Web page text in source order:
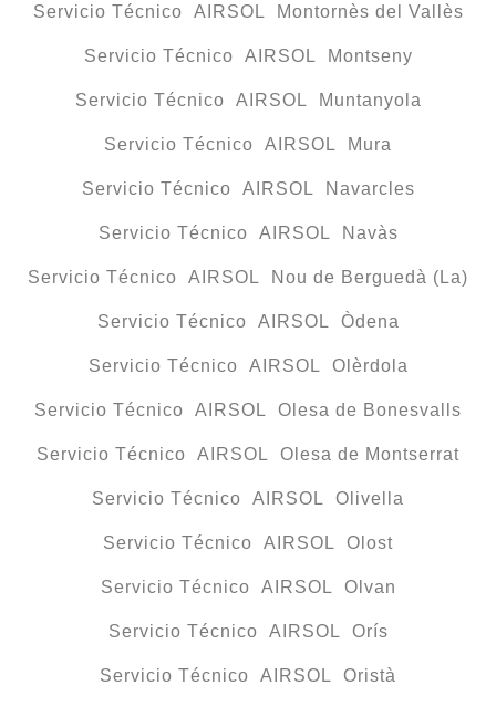
Servicio Técnico AIRSOL Montornès del Vallès
Servicio Técnico AIRSOL Montseny
Servicio Técnico AIRSOL Muntanyola
Servicio Técnico AIRSOL Mura
Servicio Técnico AIRSOL Navarcles
Servicio Técnico AIRSOL Navàs
Servicio Técnico AIRSOL Nou de Berguedà (La)
Servicio Técnico AIRSOL Òdena
Servicio Técnico AIRSOL Olèrdola
Servicio Técnico AIRSOL Olesa de Bonesvalls
Servicio Técnico AIRSOL Olesa de Montserrat
Servicio Técnico AIRSOL Olivella
Servicio Técnico AIRSOL Olost
Servicio Técnico AIRSOL Olvan
Servicio Técnico AIRSOL Orís
Servicio Técnico AIRSOL Oristà